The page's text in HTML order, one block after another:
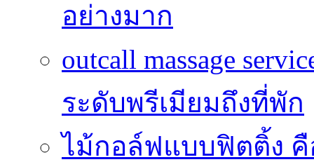
อย่างมาก
outcall massage
ระดับพรีเมียมถึงที่พัก
ไม้กอล์ฟแบบฟิตติ้ง คื